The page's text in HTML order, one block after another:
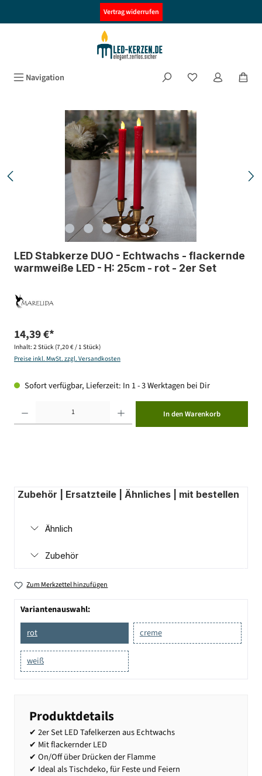
Vertrag widerrufen
Navigation
Bildergalerie überspringen
LED Stabkerze DUO - Echtwachs - flackernde
warmweiße LED - H: 25cm - rot - 2er Set
14,39 €*
Inhalt: 2 Stück (7,20 € / 1 Stück)
Preise inkl. MwSt. zzgl. Versandkosten
Sofort verfügbar, Lieferzeit: In 1 - 3 Werktagen bei Dir
In den Warenkorb
Zubehör | Ersatzteile | Ähnliches | mit bestellen
Ähnlich
Zubehör
Zum Merkzettel hinzufügen
Variantenauswahl:
rot
creme
weiß
Produktdetails
✔ 2er Set LED Tafelkerzen aus Echtwachs
✔ Mit flackernder LED
✔ On/Off über Drücken der Flamme
✔ Ideal als Tischdeko, für Feste und Feiern